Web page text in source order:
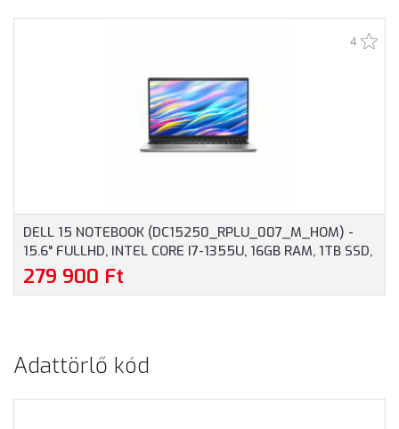
4
DELL 15 NOTEBOOK (DC15250_RPLU_007_M_HOM) -
15.6" FULLHD, INTEL CORE I7-1355U, 16GB RAM, 1TB SSD,
MAGYAR BILLENTYŰZET, WINDOWS 11 HOME, 3 ÉV
GARANCIA, EZÜST SZÍNBEN
279 900 Ft
Adattörlő kód